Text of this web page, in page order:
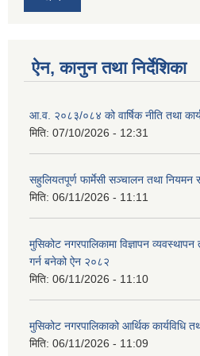
ऐन, कानुन तथा निर्देशिका
आ.व. २०८३/०८४ को वार्षिक नीति तथा
मिति: 07/10/2026 - 12:31
सहुलियतपूर्ण फार्मेसी सञ्चालन तथा नियमन
मिति: 06/11/2026 - 11:11
मुसिकोट नगरपालिकामा विज्ञापन
गर्न बनेको ऐन २०८२
मिति: 06/11/2026 - 11:10
मुसिकोट नगरपालिकाको आर्थिक कार्यविधि
मिति: 06/11/2026 - 11:09